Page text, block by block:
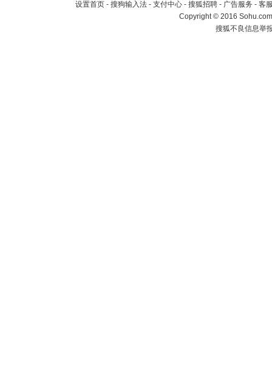
设置首页 - 搜狗输入法 - 支付中心 - 搜狐招聘 - 广告服务 - 客
Copyright©2016
搜狐不良信息举